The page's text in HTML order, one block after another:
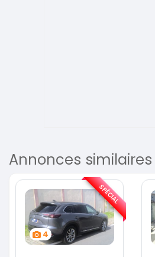
Annonces similaires
4
SPÉCIAL